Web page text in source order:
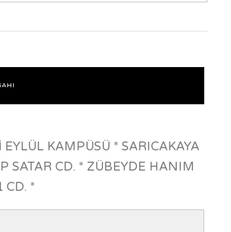
EYLÜL KAMPÜSÜ * SARICAKAYA
SATAR CD. * ZÜBEYDE HANIM
CD. *